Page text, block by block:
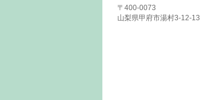
〒400-0073
山梨県甲府市湯村3-12-13